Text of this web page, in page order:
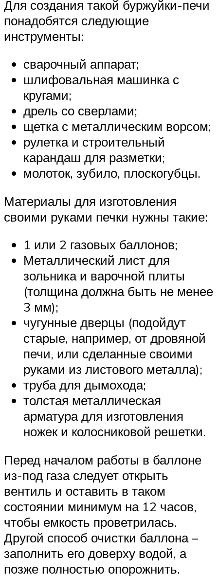
Для создания такой буржуйки-печи
понадобятся следующие
инструменты:
сварочный аппарат;
шлифовальная машинка с
кругами;
дрель со сверлами;
щетка с металлическим ворсом;
рулетка и строительный
карандаш для разметки;
молоток, зубило, плоскогубцы.
Материалы для изготовления
своими руками печки нужны такие:
1 или 2 газовых баллонов;
Металлический лист для
зольника и варочной плиты
(толщина должна быть не менее
3 мм);
чугунные дверцы (подойдут
старые, например, от дровяной
печи, или сделанные своими
руками из листового металла);
труба для дымохода;
толстая металлическая
арматура для изготовления
ножек и колосниковой решетки.
Перед началом работы в баллоне
из-под газа следует открыть
вентиль и оставить в таком
состоянии минимум на 12 часов,
чтобы емкость проветрилась.
Другой способ очистки баллона –
заполнить его доверху водой, а
позже полностью опорожнить.